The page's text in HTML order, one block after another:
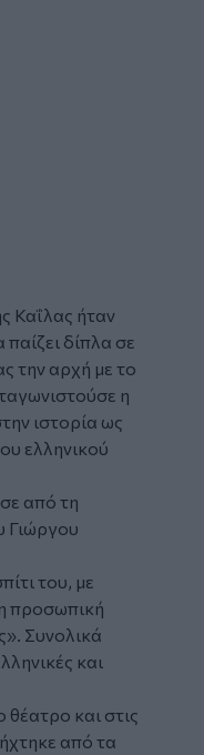
Καΐλας ήταν
παίζει δίπλα σε
την αρχή με το
η
ιστορία ως
ελληνικού
από τη
Γιώργου
του, με
προσωπική
Συνολικά
και
και στις
από τα